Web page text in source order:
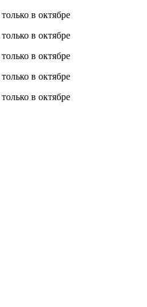
только в октябре
только в октябре
только в октябре
только в октябре
только в октябре